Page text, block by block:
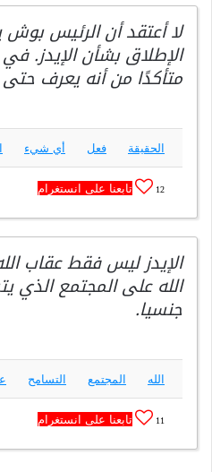
لا أعتقد أن الرئيس
الإطلاق بشأن الإيدز.
متأكدًا من أنه يعرف حتى
الحقيقة فعل أي شيء
12 تابعنا على انستغرام
الإيدز ليس فقط عقاب
الله على المجتمع الذي
جنسيا.
الله المجتمع التسامح
11 تابعنا على انستغرام